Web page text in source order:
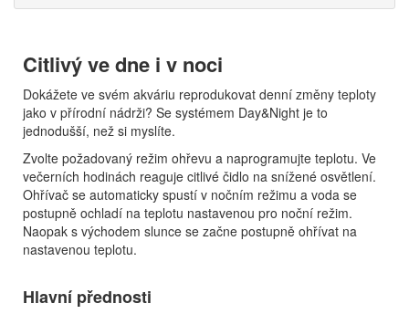
Citlivý ve dne i v noci
Dokážete ve svém akváriu reprodukovat denní změny teploty
jako v přírodní nádrži? Se systémem Day&Night je to
jednodušší, než si myslíte.
Zvolte požadovaný režim ohřevu a naprogramujte teplotu. Ve
večerních hodinách reaguje citlivé čidlo na snížené osvětlení.
Ohřívač se automaticky spustí v nočním režimu a voda se
postupně ochladí na teplotu nastavenou pro noční režim.
Naopak s východem slunce se začne postupně ohřívat na
nastavenou teplotu.
Hlavní přednosti